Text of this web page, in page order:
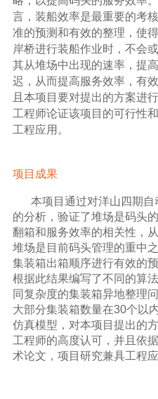
言，装船效率是最重要的考
准的预测和有效的整理，使
岸桥进行装船作业时，不会
其从堆场中出现的速率，提
迟，从而提高服务效率，有
且本项目要对提出的方案进
工程师论证该项目的可行性
工程应用。
项目成果
本项目通过对洋山四期
的分析，验证了堆场是码头
翻箱和服务效率的相关性，
堆场是目前码头管理的重中
集装箱出箱顺序进行有效的
根据此结果编写了不同的算
同复杂度的集装箱异地整理
大部分集装箱数量在30个以
仿真模型，对本项目提出的
工程师的高度认可，并且依
术论文，项目研究兼具工程